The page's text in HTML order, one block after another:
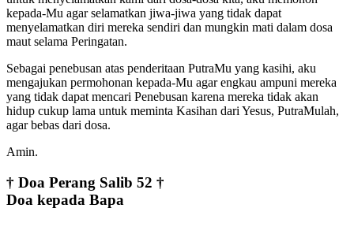
kepada-Mu agar selamatkan jiwa-jiwa yang tidak dapat
menyelamatkan diri mereka sendiri dan mungkin mati dalam dosa
maut selama Peringatan.
Sebagai penebusan atas penderitaan PutraMu yang kasihi, aku
mengajukan permohonan kepada-Mu agar engkau ampuni mereka
yang tidak dapat mencari Penebusan karena mereka tidak akan
hidup cukup lama untuk meminta Kasihan dari Yesus, PutraMulah,
agar bebas dari dosa.
Amin.
† Doa Perang Salib 52 †
Doa kepada Bapa